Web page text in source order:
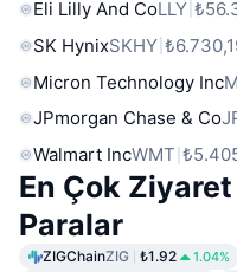
Eli Lilly And CoLLY
SK HynixSKHY
Micron Technology Inc
JPmorgan Chase & Co
Walmart IncWMT
En Çok
Paralar
ZIGChainZIG ₺1.92 1.04%